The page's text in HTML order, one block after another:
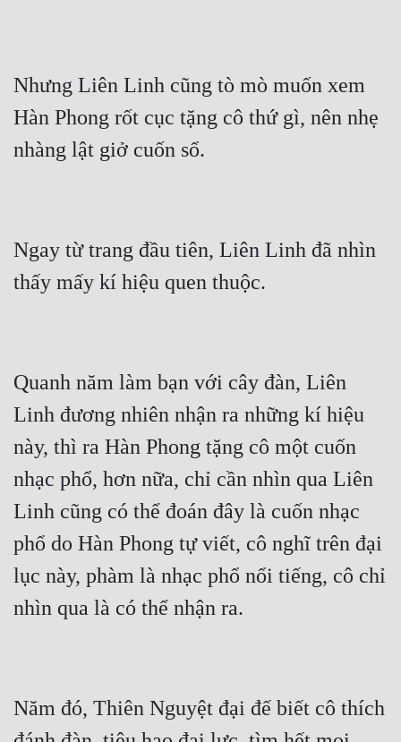
Nhưng Liên Linh cũng tò mò muốn xem
Hàn Phong rốt cục tặng cô thứ gì, nên nhẹ
nhàng lật giở cuốn sổ.
Ngay từ trang đầu tiên, Liên Linh đã nhìn
thấy mấy kí hiệu quen thuộc.
Quanh năm làm bạn với cây đàn, Liên
Linh đương nhiên nhận ra những kí hiệu
này, thì ra Hàn Phong tặng cô một cuốn
nhạc phổ, hơn nữa, chỉ cần nhìn qua Liên
Linh cũng có thể đoán đây là cuốn nhạc
phổ do Hàn Phong tự viết, cô nghĩ trên đại
lục này, phàm là nhạc phổ nổi tiếng, cô chỉ
nhìn qua là có thể nhận ra.
Năm đó, Thiên Nguyệt đại đế biết cô thích